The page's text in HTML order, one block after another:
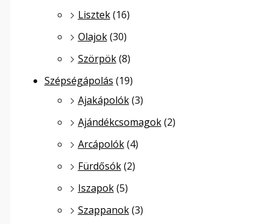
Lisztek(16)
Olajok(30)
Szörpök(8)
Szépségápolás (19)
Ajakápolók(3)
Ajándékcsomagok(2)
Arcápolók(4)
Fürdősók(2)
Iszapok(5)
Szappanok(3)